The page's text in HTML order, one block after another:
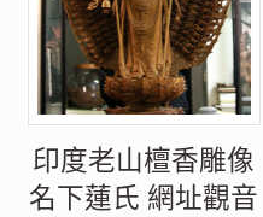
印度老山檀香雕像
名下蓮氏 網址觀音